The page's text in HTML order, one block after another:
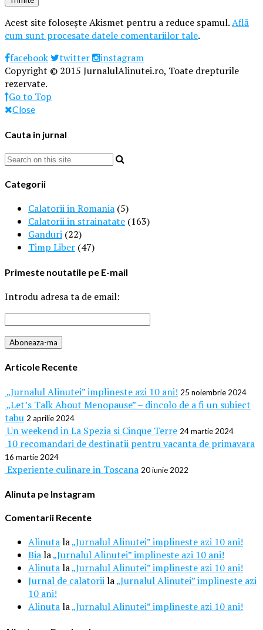
Acest site folosește Akismet pentru a reduce spamul.Află
cum sunt procesate datele comentariilor tale.
facebook
twitter
instagram
Copyright © 2015 JurnalulAlinutei.ro, Toate drepturile
rezervate.
Go to Top
Close
Cauta in jurnal
Categorii
Calatorii in Romania (5)
Calatorii in strainatate (163)
Ganduri (22)
Timp Liber (47)
Primeste noutatile pe E-mail
Introdu adresa ta de email:
Articole Recente
„Jurnalul Alinutei” implineste azi 10 ani! 25 noiembrie 2024
„Let’s Talk About Menopause” – dincolo de a fi un subiect
tabu 2 aprilie 2024
Un weekend in La Spezia si Cinque Terre 24 martie 2024
10 recomandari de destinatii pentru vacanta de primavara
16 martie 2024
Experiente culinare in Toscana 20 iunie 2022
Alinuta pe Instagram
Comentarii Recente
Alinutala„Jurnalul Alinutei” implineste azi 10 ani!
Biala„Jurnalul Alinutei” implineste azi 10 ani!
Alinutala„Jurnalul Alinutei” implineste azi 10 ani!
Jurnal de calatoriila„Jurnalul Alinutei” implineste azi
10 ani!
Alinutala„Jurnalul Alinutei” implineste azi 10 ani!